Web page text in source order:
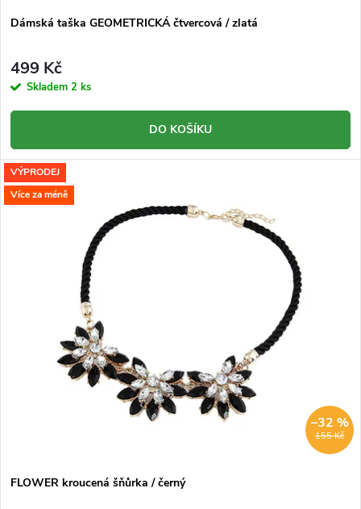
d
u
k
t
ů
d
u
k
t
ů
Dámská taška GEOMETRICKÁ čtvercová / zlatá
499 Kč
Skladem 2 ks
DO KOŠÍKU
VÝPRODEJ
Více za méně
155 Kč
–32 %
FLOWER kroucená šňůrka / černý